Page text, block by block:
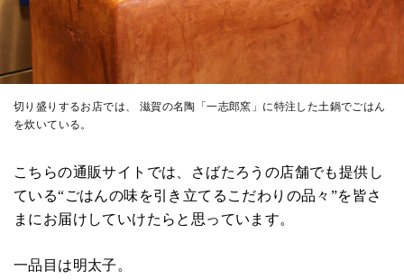
切り盛りするお店では、
滋賀の名陶「一志郎窯」に特注した土鍋でごはん
を炊いている。
こちらの通販サイトでは、さばたろうの店舗でも提供し
ている“ごはんの味を引き立てるこだわりの品々”を皆さ
まにお届けしていけたらと思っています。
一品目は明太子。